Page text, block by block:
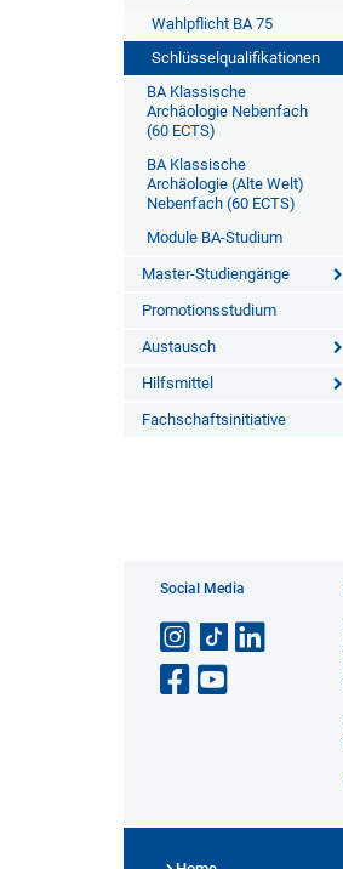
Wahlpflicht BA 75
Schlüsselqualifikationen
BA Klassische
Archäologie Nebenfach
(60 ECTS)
BA Klassische
Archäologie (Alte Welt)
Nebenfach (60 ECTS)
Module BA-Studium
Master-Studiengänge
Promotionsstudium
Austausch
Hilfsmittel
Fachschaftsinitiative
Social Media